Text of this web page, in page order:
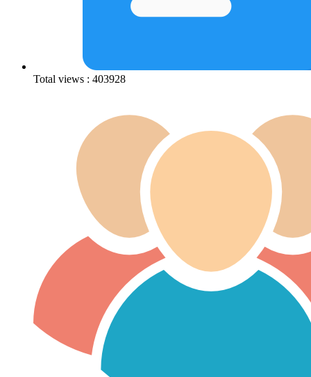
Total views : 403928